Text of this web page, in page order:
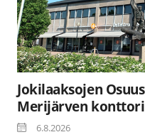
Jokilaaksojen
Merijärven
6.8.2026